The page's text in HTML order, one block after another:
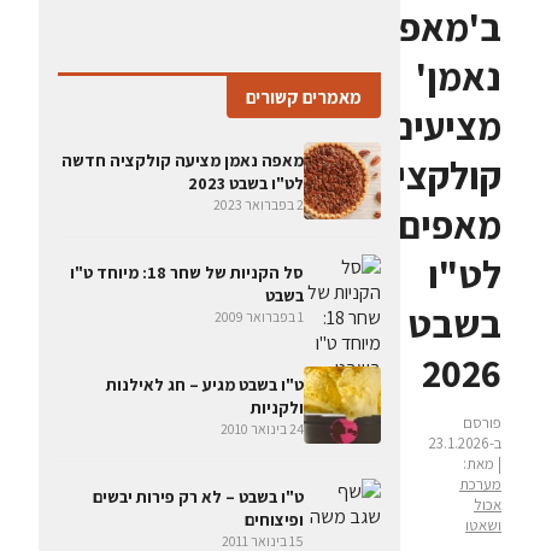
ב'מאפה
נאמן'
מציעים
קולקציית
מאפים
לט"ו
בשבט
2026
פורסם
ב-23.1.2026
| מאת:
מערכת
אכול
ושאטו
מאמרים קשורים
מאפה נאמן מציעה קולקציה חדשה
לט"ו בשבט 2023
2 בפברואר 2023
סל הקניות של שחר 18: מיוחד ט"ו
בשבט
1 בפברואר 2009
ט"ו בשבט מגיע – חג לאילנות
ולקניות
24 בינואר 2010
ט"ו בשבט – לא רק פירות יבשים
ופיצוחים
15 בינואר 2011